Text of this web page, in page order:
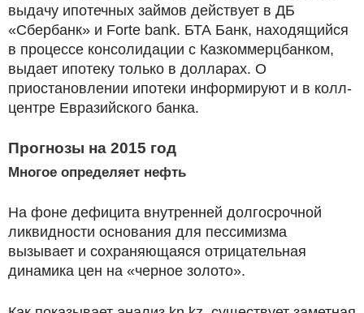
выдачу ипотечных займов действует в ДБ
«Сбербанк» и Forte bank. БТА Банк, находящийся
в процессе консолидации с Казкоммерцбанком,
выдает ипотеку только в долларах. О
приостановлении ипотеки информируют и в колл-
центре Евразийского банка.
Прогнозы на 2015 год
Многое определяет нефть
На фоне дефицита внутренней долгосрочной
ликвидности основания для пессимизма
вызывает и сохраняющаяся отрицательная
динамика цен на «черное золото».